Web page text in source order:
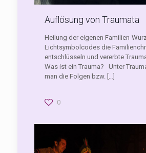
Auflösung von Traumata
Heilung der eigenen Familien-
Lichtsymbolcodes die
entschlüsseln und vererbte
Was ist ein Trauma? Unter
man die Folgen bzw.[…]
0